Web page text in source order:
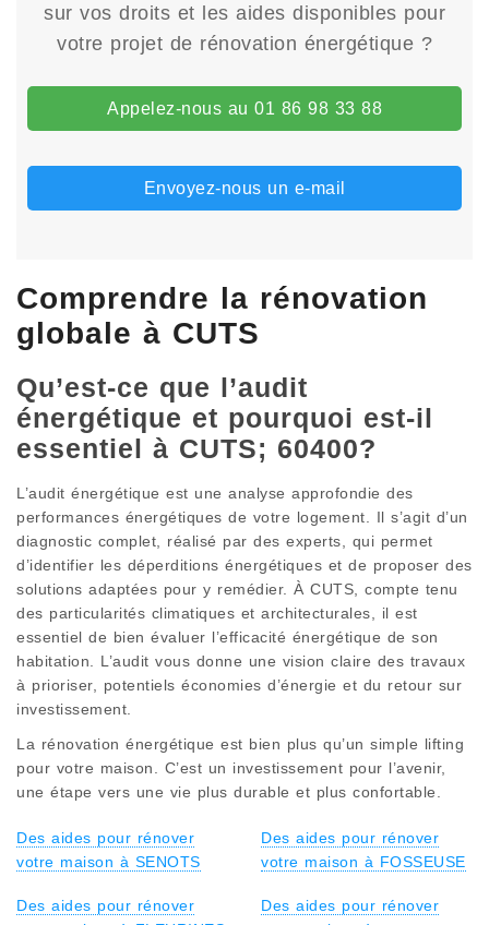
sur vos droits et les aides disponibles pour
votre projet de rénovation énergétique ?
Appelez-nous au 01 86 98 33 88
Envoyez-nous un e-mail
Comprendre la rénovation
globale à CUTS
Qu’est-ce que l’audit
énergétique et pourquoi est-il
essentiel à CUTS; 60400?
L’audit énergétique est une analyse approfondie des
performances énergétiques de votre logement. Il s’agit d’un
diagnostic complet, réalisé par des experts, qui permet
d’identifier les déperditions énergétiques et de proposer des
solutions adaptées pour y remédier. À CUTS, compte tenu
des particularités climatiques et architecturales, il est
essentiel de bien évaluer l’efficacité énergétique de son
habitation. L’audit vous donne une vision claire des travaux
à prioriser, potentiels économies d’énergie et du retour sur
investissement.
La rénovation énergétique est bien plus qu’un simple lifting
pour votre maison. C’est un investissement pour l’avenir,
une étape vers une vie plus durable et plus confortable.
Des aides pour rénover
votre maison à SENOTS
Des aides pour rénover
votre maison à FOSSEUSE
Des aides pour rénover
Des aides pour rénover